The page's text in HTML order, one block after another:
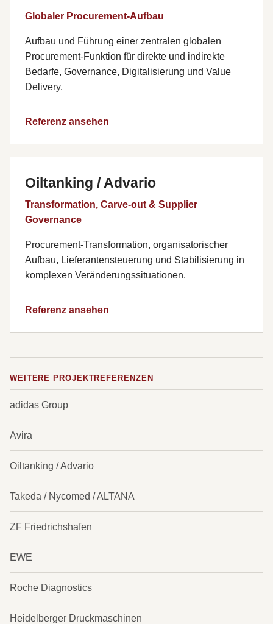
Globaler Procurement-Aufbau
Aufbau und Führung einer zentralen globalen
Procurement-Funktion für direkte und indirekte
Bedarfe, Governance, Digitalisierung und Value
Delivery.
Referenz ansehen
Oiltanking / Advario
Transformation, Carve-out & Supplier
Governance
Procurement-Transformation, organisatorischer
Aufbau, Lieferantensteuerung und Stabilisierung in
komplexen Veränderungssituationen.
Referenz ansehen
WEITERE PROJEKTREFERENZEN
adidas Group
Avira
Oiltanking / Advario
Takeda / Nycomed / ALTANA
ZF Friedrichshafen
EWE
Roche Diagnostics
Heidelberger Druckmaschinen